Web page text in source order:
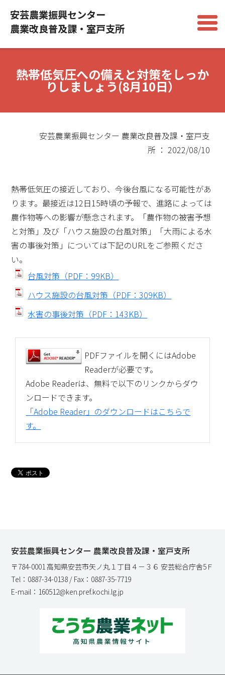
安芸農業振興センター
農業改良普及課・室戸支所
熱帯低気圧への備えと対策をしっか
りしましょう(8月10日）
安芸農業振興センター 農業改良普及課・室戸支
所 ： 2022/08/10
熱帯低気圧の接近しており、今後台風になる可能性があ
ります。最接近は12日15時頃の予報で、進路によっては
農作物等への影響が懸念されます。「農作物の被害予想
と対策」及び「ハウス施設の台風対策」「大雨による水
害の事後対策」については下記のURLをご参照くださ
い。
台風対策（PDF：99KB）
ハウス施設の台風対策（PDF：309KB）
水害の事後対策（PDF：143KB）
PDFファイルを開くにはAdobe
Readerが必要です。
Adobe Readerは、無料で以下のリンクからダウ
ンロードできます。
「Adobe Reader」のダウンロードはこちらで
す。
安芸農業振興センター 農業改良普及課・室戸支所
〒784-0001 高知県安芸市矢ノ丸１丁目４－３６ 安芸総合庁舎5Ｆ
Tel：0887-34-0138 / Fax：0887-35-7719
E-mail：160512@ken.pref.kochi.lg.jp